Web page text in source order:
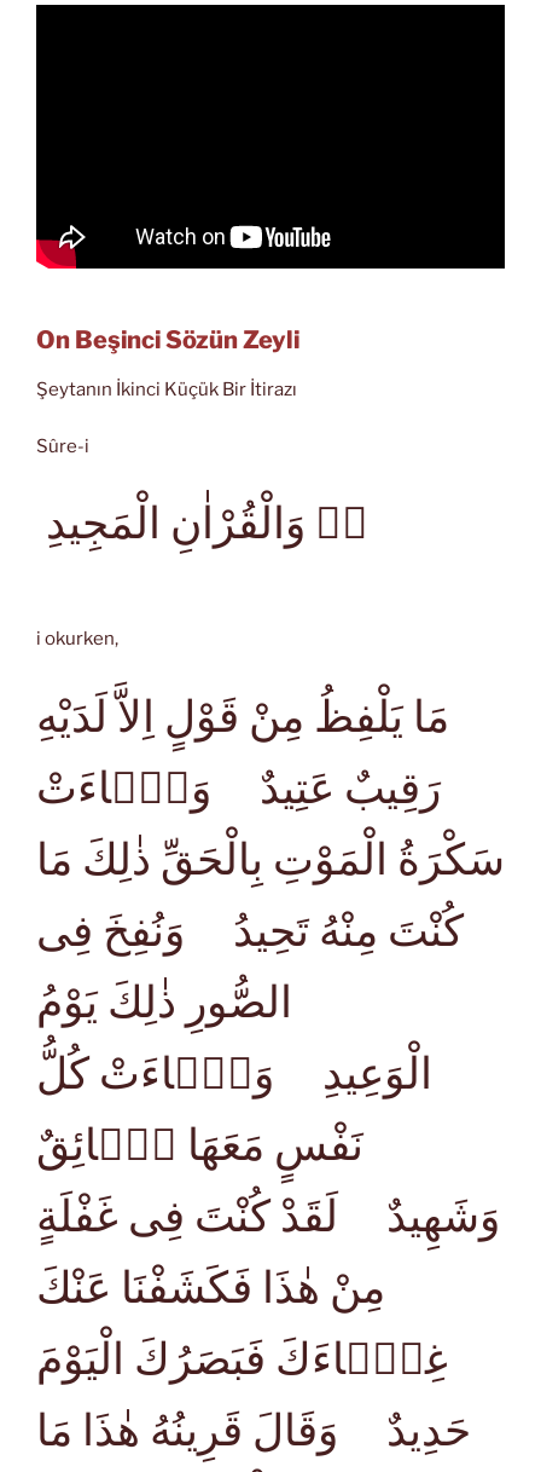
On Beşinci Sözün Zeyli
Şeytanın İkinci Küçük Bir İtirazı
Sûre-i
i okurken,
مَا يَلْفِظُ مِنْ قَوْلٍ اِلاَّ لَدَيْهِ
رَقِيبٌ عَتِيدٌ وَجَۤاءَتْ
سَكْرَةُ الْمَوْتِ بِالْحَقِّ ذٰلِكَ مَا
كُنْتَ مِنْهُ تَحِيدُ وَنُفِخَ فِى
الصُّورِ ذٰلِكَ يَوْمُ
الْوَعِيدِ وَجَۤاءَتْ كُلُّ
نَفْسٍ مَعَهَا سَۤائِقٌ
وَشَهِيدٌ لَقَدْ كُنْتَ فِى غَفْلَةٍ
مِنْ هٰذَا فَكَشَفْنَا عَنْكَ
غِطَۤاءَكَ فَبَصَرُكَ الْيَوْمَ
حَدِيدٌ وَقَالَ قَرِينُهُ هٰذَا مَا